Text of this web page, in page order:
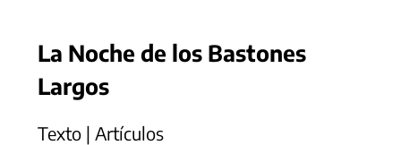
La Noche de los Bastones
Largos
Texto | Artículos